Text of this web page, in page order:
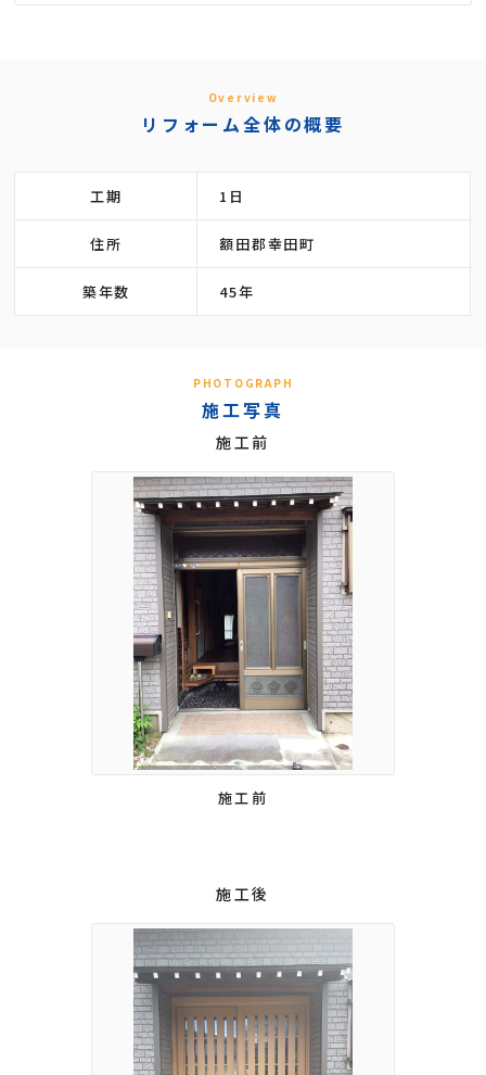
Overview
リフォーム全体の概要
工期 1日
住所 額田郡幸田町
築年数 45年
PHOTOGRAPH
施工写真
施工前
施工前
施工後